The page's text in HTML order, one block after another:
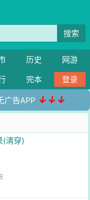
搜索
历史
网游
完本 登录
广告APP ↓↓↓
(清穿)